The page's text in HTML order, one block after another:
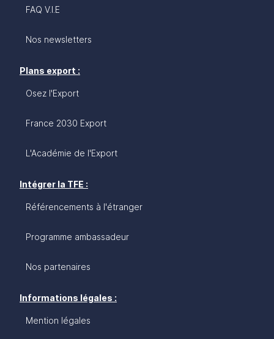
FAQ V.I.E
Nos newsletters
Plans export :
Osez l'Export
France 2030 Export
L'Académie de l'Export
Intégrer la TFE :
Référencements à l'étranger
Programme ambassadeur
Nos partenaires
Informations légales :
Mention légales